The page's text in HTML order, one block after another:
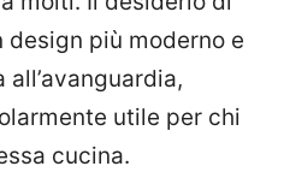
più moderno e
utile per chi
cucina.